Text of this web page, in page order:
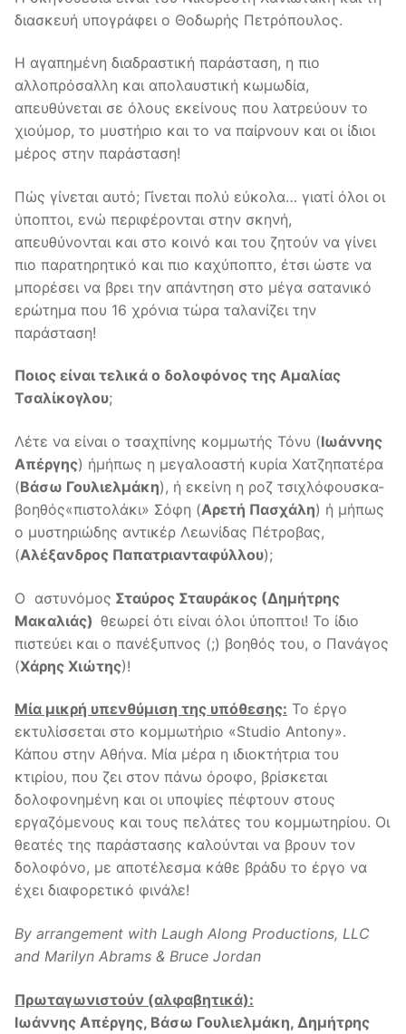
διασκευή υπογράφει ο Θοδωρής Πετρόπουλος.
Η αγαπημένη διαδραστική παράσταση, η πιο
αλλοπρόσαλλη και απολαυστική κωμωδία,
απευθύνεται σε όλους εκείνους που λατρεύουν το
χιούμορ, το μυστήριο και το να παίρνουν και οι ίδιοι
μέρος στην παράσταση!
Πώς γίνεται αυτό; Γίνεται πολύ εύκολα… γιατί όλοι οι
ύποπτοι, ενώ περιφέρονται στην σκηνή,
απευθύνονται και στο κοινό και του ζητούν να γίνει
πιο παρατηρητικό και πιο καχύποπτο, έτσι ώστε να
μπορέσει να βρει την απάντηση στο μέγα σατανικό
ερώτημα που 16 χρόνια τώρα ταλανίζει την
παράσταση!
Ποιος είναι τελικά ο δολοφόνος της Αμαλίας
Τσαλίκογλου;
Λέτε να είναι ο τσαχπίνης κομμωτής Τόνυ (Ιωάννης
Απέργης) ήμήπως η μεγαλοαστή κυρία Χατζηπατέρα
(Βάσω Γουλιελμάκη), ή εκείνη η ροζ τσιχλόφουσκα-
βοηθός«πιστολάκι» Σόφη (Αρετή Πασχάλη) ή μήπως
ο μυστηριώδης αντικέρ Λεωνίδας Πέτροβας,
(Αλέξανδρος Παπατριανταφύλλου);
Ο αστυνόμος Σταύρος Σταυράκος (Δημήτρης
Μακαλιάς) θεωρεί ότι είναι όλοι ύποπτοι! Το ίδιο
πιστεύει και ο πανέξυπνος (;) βοηθός του, ο Πανάγος
(Χάρης Χιώτης)!
Μία μικρή υπενθύμιση της υπόθεσης: Το έργο
εκτυλίσσεται στο κομμωτήριο «Studio Antony».
Κάπου στην Αθήνα. Μία μέρα η ιδιοκτήτρια του
κτιρίου, που ζει στον πάνω όροφο, βρίσκεται
δολοφονημένη και οι υποψίες πέφτουν στους
εργαζόμενους και τους πελάτες του κομμωτηρίου. Οι
θεατές της παράστασης καλούνται να βρουν τον
δολοφόνο, με αποτέλεσμα κάθε βράδυ το έργο να
έχει διαφορετικό φινάλε!
By arrangement with Laugh Along Productions, LLC
and Marilyn Abrams & Bruce Jordan
Πρωταγωνιστούν (αλφαβητικά):
Ιωάννης Απέργης, Βάσω Γουλιελμάκη, Δημήτρης